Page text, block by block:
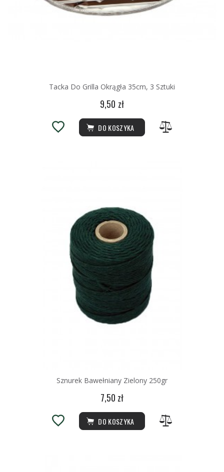
Tacka Do Grilla Okrągła 35cm, 3 Sztuki
9,50 zł
DO KOSZYKA
Sznurek Bawełniany Zielony 250gr
7,50 zł
DO KOSZYKA